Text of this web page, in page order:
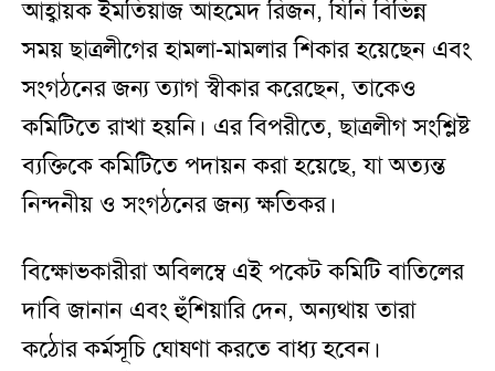
আহ্বায়ক ইমতিয়াজ আহমেদ রিজন, যিনি বিভিন্ন
সময় ছাত্রলীগের হামলা-মামলার শিকার হয়েছেন এবং
সংগঠনের জন্য ত্যাগ স্বীকার করেছেন, তাকেও
কমিটিতে রাখা হয়নি। এর বিপরীতে, ছাত্রলীগ সংশ্লিষ্ট
ব্যক্তিকে কমিটিতে পদায়ন করা হয়েছে, যা অত্যন্ত
নিন্দনীয় ও সংগঠনের জন্য ক্ষতিকর।
বিক্ষোভকারীরা অবিলম্বে এই পকেট কমিটি বাতিলের
দাবি জানান এবং হুঁশিয়ারি দেন, অন্যথায় তারা
কঠোর কর্মসূচি ঘোষণা করতে বাধ্য হবেন।